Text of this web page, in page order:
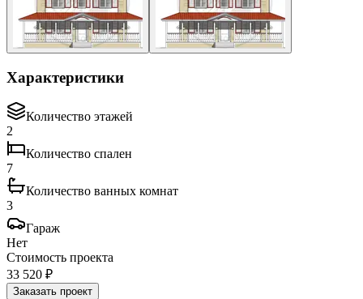
Характеристики
Количество этажей
2
Количество спален
7
Количество ванных комнат
3
Гараж
Нет
Стоимость проекта
33 520 ₽
Заказать проект